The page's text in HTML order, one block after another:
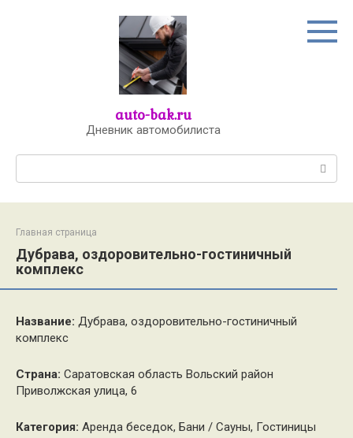
auto-bak.ru
Дневник автомобилиста
Главная страница
Дубрава, оздоровительно-гостиничный
комплекс
Название: Дубрава, оздоровительно-гостиничный
комплекс
Страна: Саратовская область Вольский район
Приволжская улица, 6
Категория: Аренда беседок, Бани / Сауны, Гостиницы